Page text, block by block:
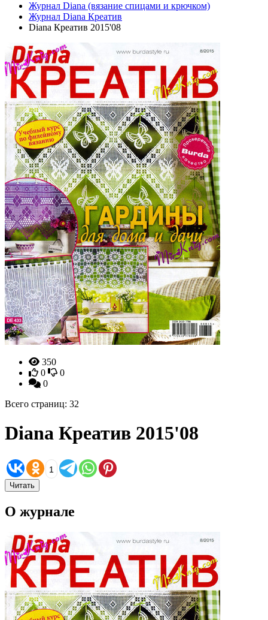
Журнал Diana (вязание спицами и крючком)
Журнал Diana Креатив
Diana Креатив 2015'08
350
0
0
0
Всего страниц: 32
Diana Креатив 2015'08
1
Читать
О журнале